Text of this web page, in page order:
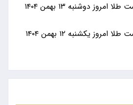
قیمت سکه و قیمت طلا امروز دوشنبه ۱۳ بهمن ۱۴۰۴
قیمت سکه و قیمت طلا امروز یکشنبه ۱۲ بهمن ۱۴۰۴